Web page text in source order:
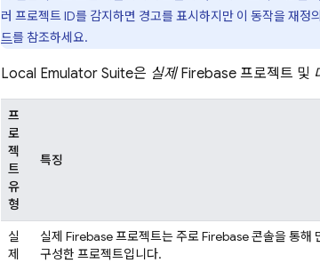
러 프로젝트 ID를 감지하면 경고를 표시하지만 이 동작을 재
드를 참조하세요.
Local Emulator Suite은 실제Firebase 프로젝트 및
프
로
젝
트
유
형
특징
실
제
실제 Firebase 프로젝트는 주로Firebase콘솔을 통해
구성한 프로젝트입니다.